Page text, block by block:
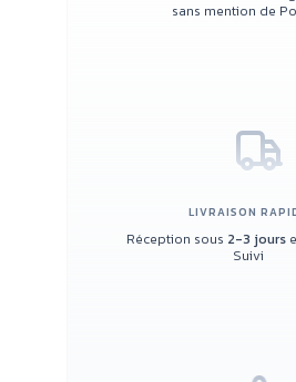
sans mention de
LIVRAISON
Réception sous 2-3 jours
Suivi